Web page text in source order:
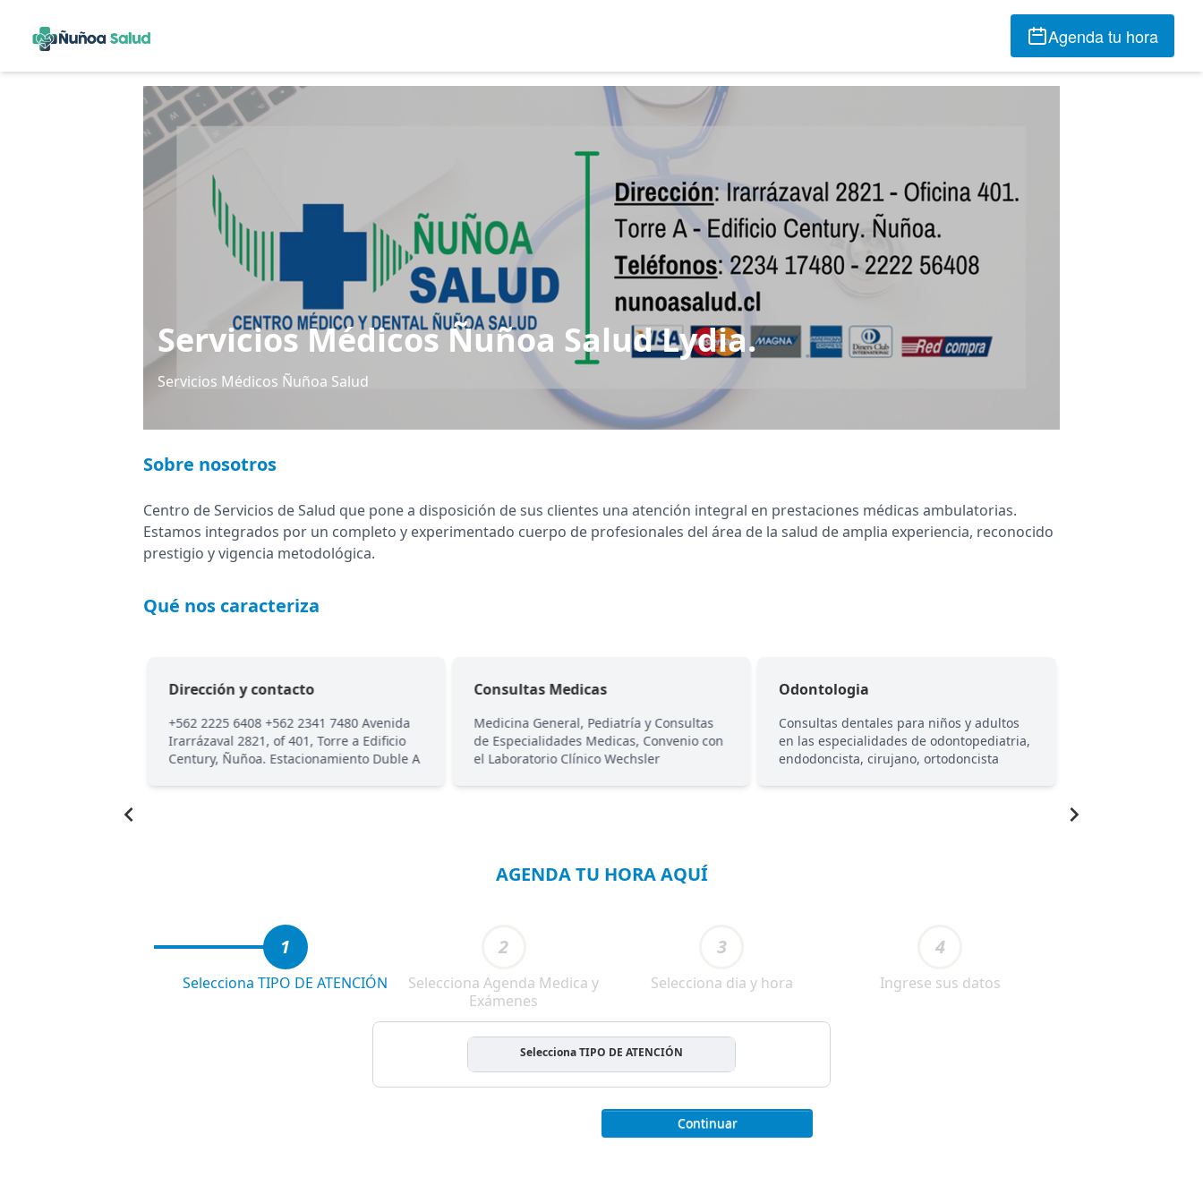
Agenda tu hora
Servicios Médicos Ñuñoa Salud Lydia.
Servicios Médicos Ñuñoa Salud
Sobre nosotros
Centro de Servicios de Salud que pone a disposición de sus clientes una atención integral en prestaciones médicas ambulatorias.
Estamos integrados por un completo y experimentado cuerpo de profesionales del área de la salud de amplia experiencia, reconocido
prestigio y vigencia metodológica.
Qué nos caracteriza
Dirección y contacto
+562 2225 6408 +562 2341 7480 Avenida
Irarrázaval 2821, of 401, Torre a Edificio
Century, Ñuñoa. Estacionamiento Duble A
Consultas Medicas
Medicina General, Pediatría y Consultas
de Especialidades Medicas, Convenio con
el Laboratorio Clínico Wechsler
Odontologia
Consultas dentales para niños y adultos
en las especialidades de odontopediatria,
endodoncista, cirujano, ortodoncista
AGENDA TU HORA AQUÍ
1
Selecciona TIPO DE ATENCIÓN
2
Selecciona Agenda Medica y
Exámenes
3
Selecciona dia y hora
4
Ingrese sus datos
Selecciona TIPO DE ATENCIÓN
Continuar